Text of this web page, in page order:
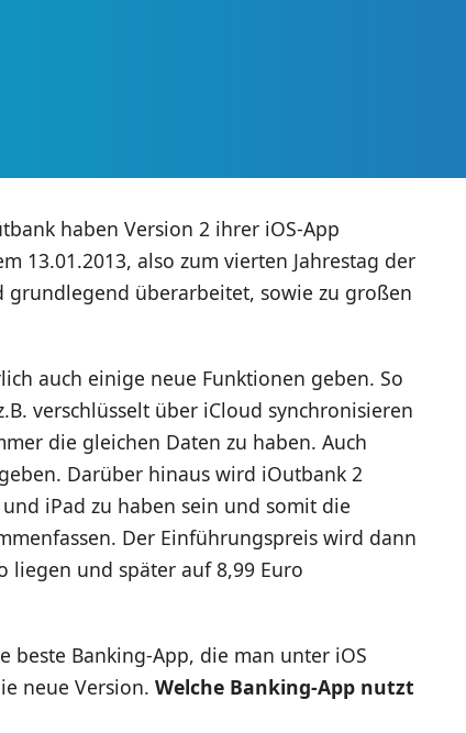
haben Version 2 ihrer iOS-App
13.01.2013, also zum vierten Jahrestag der
grundlegend überarbeitet, sowie zu großen
auch einige neue Funktionen geben. So
verschlüsselt über iCloud synchronisieren
die gleichen Daten zu haben. Auch
Darüber hinaus wird iOutbank 2
iPad zu haben sein und somit die
Der Einführungspreis wird dann
liegen und später auf 8,99 Euro
Banking-App, die man unter iOS
neue Version. Welche Banking-App nutzt